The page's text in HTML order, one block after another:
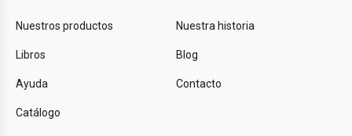
Nuestros productos
Libros
Ayuda
Catálogo
Nuestra historia
Blog
Contacto